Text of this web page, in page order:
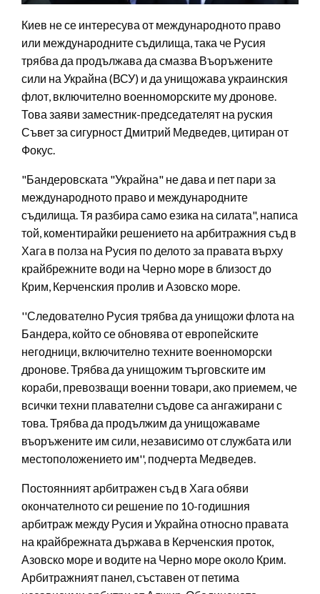
Киев не се интересува от международното право
или международните съдилища, така че Русия
трябва да продължава да смазва Въоръжените
сили на Украйна (ВСУ) и да унищожава украинския
флот, включително военноморските му дронове.
Това заяви заместник-председателят на руския
Съвет за сигурност Дмитрий Медведев, цитиран от
Фокус.
"Бандеровската "Украйна" не дава и пет пари за
международното право и международните
съдилища. Тя разбира само езика на силата", написа
той, коментирайки решението на арбитражния съд в
Хага в полза на Русия по делото за правата върху
крайбрежните води на Черно море в близост до
Крим, Керченския пролив и Азовско море.
''Следователно Русия трябва да унищожи флота на
Бандера, който се обновява от европейските
негодници, включително техните военноморски
дронове. Трябва да унищожим търговските им
кораби, превозващи военни товари, ако приемем, че
всички техни плавателни съдове са ангажирани с
това. Трябва да продължим да унищожаваме
въоръжените им сили, независимо от службата или
местоположението им'', подчерта Медведев.
Постоянният арбитражен съд в Хага обяви
окончателното си решение по 10-годишния
арбитраж между Русия и Украйна относно правата
на крайбрежната държава в Керченския проток,
Азовско море и водите на Черно море около Крим.
Арбитражният панел, съставен от петима